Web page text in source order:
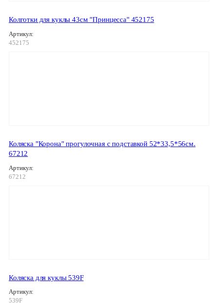
Колготки для куклы 43см "Принцесса" 452175
Артикул:
452175
Коляска "Корона" прогулочная с подставкой 52*33,5*56см.
67212
Артикул:
67212
Коляска для куклы 539F
Артикул:
539F